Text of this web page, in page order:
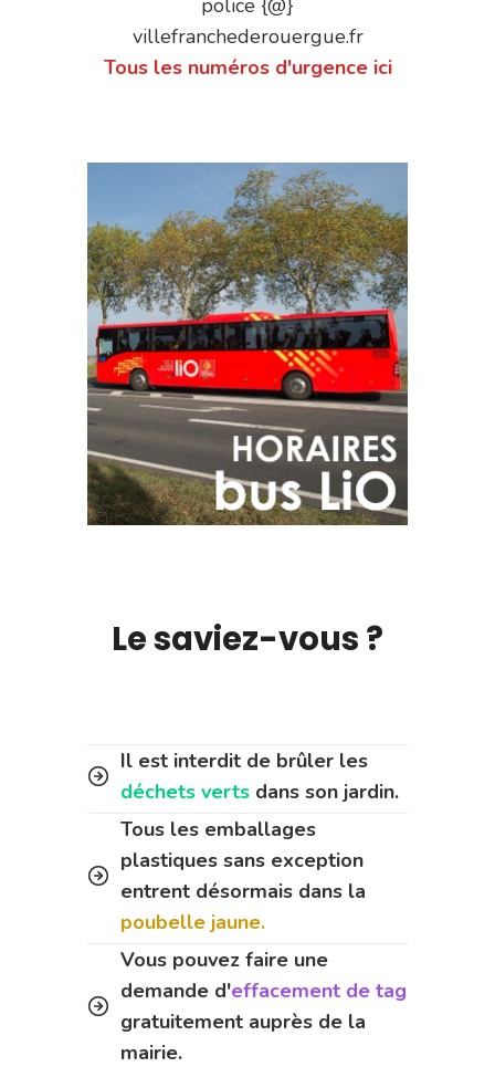
villefranchederouergue.fr
Tous les numéros d'urgence ici
Le saviez-vous ?
Il est interdit de brûler les
déchets verts dans son jardin.
Tous les emballages
plastiques sans exception
entrent désormais dans la
poubelle jaune.
Vous pouvez faire une
demande d'effacement de tag
gratuitement auprès de la
mairie.